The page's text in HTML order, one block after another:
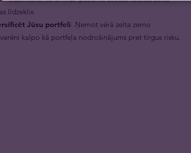
līdzeklis.
Jūsu portfeli. Ņemot vērā zelta zemo
kalpo kā portfeļa nodrošinājums pret tirgus risku.